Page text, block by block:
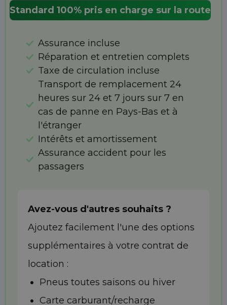
Standard 100% pris en charge sur la route
Assurance incluse
Réparation et entretien complets
Taxe de circulation incluse
Transport de remplacement 24
heures sur 24 et 7 jours sur 7 en
cas de panne en Pays-Bas et à
l'étranger
Intérêts et amortissement
Assurance accident pour les
passagers
Avez-vous d'autres souhaits ?
Ajoutez facilement l'une des options
supplémentaires à votre contrat de
location :
Pneus toutes saisons ou hiver
Carte carburant/recharge